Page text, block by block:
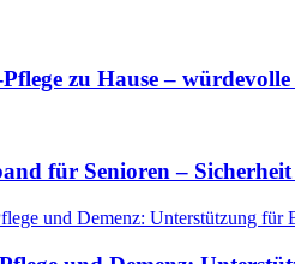
zu Hause –
für Senioren –